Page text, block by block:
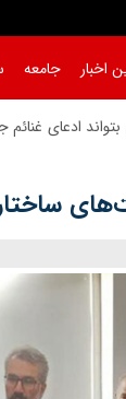
اخبار جامعه
ادعای غنائم